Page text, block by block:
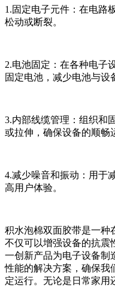
1.固定电子元件：在电路
松动或断裂。
2.电池固定：在各种电子
固定电池，减少电池与设
3.内部线缆管理：组织和
或拉伸，确保设备的顺畅
4.减少噪音和振动：用于
高用户体验。
积水泡棉双面胶带是一种
不仅可以增强设备的抗震
一创新产品为电子设备制
性能的解决方案，确保我
定运行。无论是日常家用